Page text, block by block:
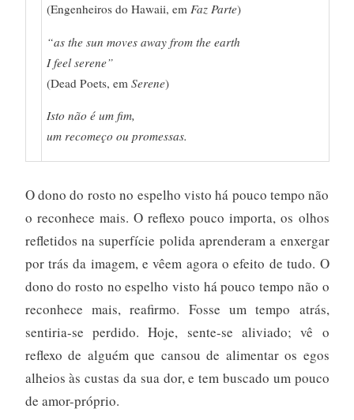
(Engenheiros do Hawaii, emFaz Parte)
“as the sun moves away from the earth
I feel serene”
(Dead Poets, emSerene)
Isto não é um fim,
um recomeço ou promessas.
O dono do rosto no espelho visto há pouco tempo não
o reconhece mais. O reflexo pouco importa, os olhos
refletidos na superfície polida aprenderam a enxergar
por trás da imagem, e vêem agora o efeito de tudo. O
dono do rosto no espelho visto há pouco tempo não o
reconhece mais, reafirmo. Fosse um tempo atrás,
sentiria-se perdido. Hoje, sente-se aliviado; vê o
reflexo de alguém que cansou de alimentar os egos
alheios às custas da sua dor, e tem buscado um pouco
de amor-próprio.